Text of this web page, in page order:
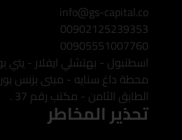
info@gs-capital.co
00902125239353
00905551007760
اسطنبول - بهتشلي ايفلار - يني
محطة داغ سنايه - مبنى بزنس
الطابق الثامن - مكتب رقم 37 .
تحذير المخاطر